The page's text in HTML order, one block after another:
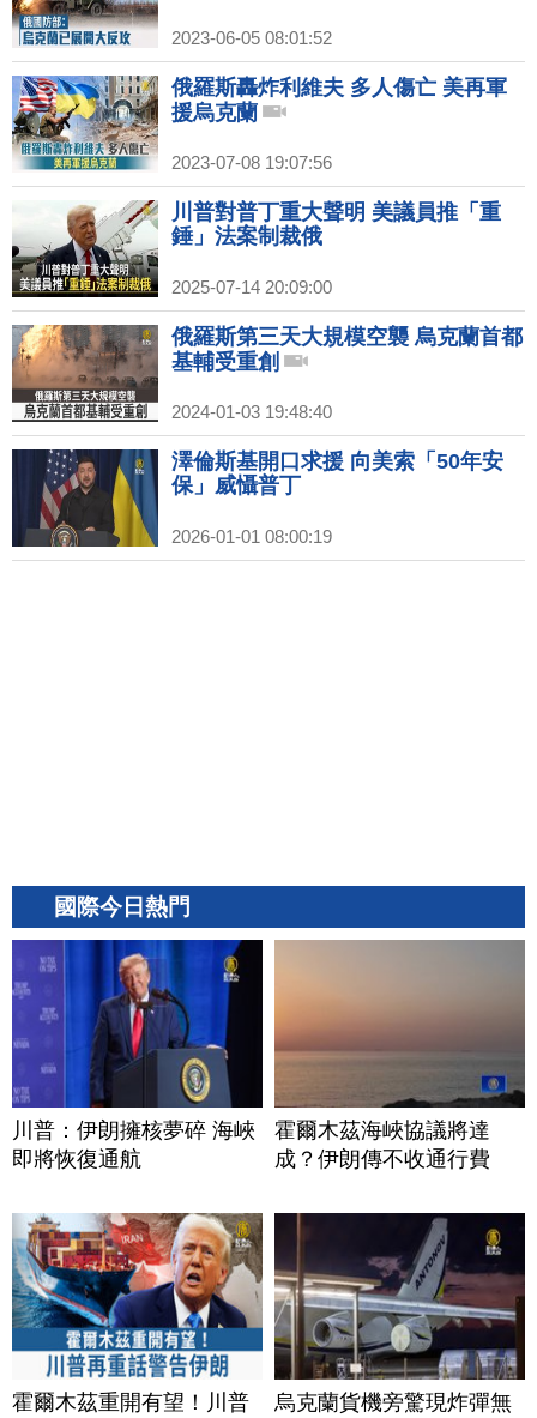
2023-06-05 08:01:52
俄羅斯轟炸利維夫 多人傷亡 美再軍
援烏克蘭
2023-07-08 19:07:56
川普對普丁重大聲明 美議員推「重
錘」法案制裁俄
2025-07-14 20:09:00
俄羅斯第三天大規模空襲 烏克蘭首都
基輔受重創
2024-01-03 19:48:40
澤倫斯基開口求援 向美索「50年安
保」威懾普丁
2026-01-01 08:00:19
國際今日熱門
川普：伊朗擁核夢碎 海峽
即將恢復通航
霍爾木茲海峽協議將達
成？伊朗傳不收通行費
霍爾木茲重開有望！川普
烏克蘭貨機旁驚現炸彈無